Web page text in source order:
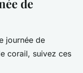
de
journée de
corail, suivez ces